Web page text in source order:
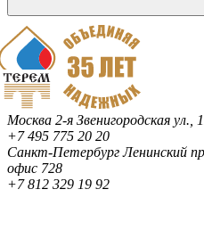
Москва 2-я Звенигородская ул.,
+7 495 775 20 20
Санкт-ПетербургЛенинский
офис 728
+7 812 329 19 92